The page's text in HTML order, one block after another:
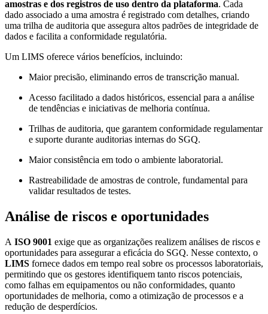
amostras e dos registros de uso dentro da plataforma. Cada
dado associado a uma amostra é registrado com detalhes, criando
uma trilha de auditoria que assegura altos padrões de integridade de
dados e facilita a conformidade regulatória.
Um LIMS oferece vários benefícios, incluindo:
Maior precisão, eliminando erros de transcrição manual.
Acesso facilitado a dados históricos, essencial para a análise
de tendências e iniciativas de melhoria contínua.
Trilhas de auditoria, que garantem conformidade regulamentar
e suporte durante auditorias internas do SGQ.
Maior consistência em todo o ambiente laboratorial.
Rastreabilidade de amostras de controle, fundamental para
validar resultados de testes.
Análise de riscos e oportunidades
A ISO 9001 exige que as organizações realizem análises de riscos e
oportunidades para assegurar a eficácia do SGQ. Nesse contexto, o
LIMS fornece dados em tempo real sobre os processos laboratoriais,
permitindo que os gestores identifiquem tanto riscos potenciais,
como falhas em equipamentos ou não conformidades, quanto
oportunidades de melhoria, como a otimização de processos e a
redução de desperdícios.